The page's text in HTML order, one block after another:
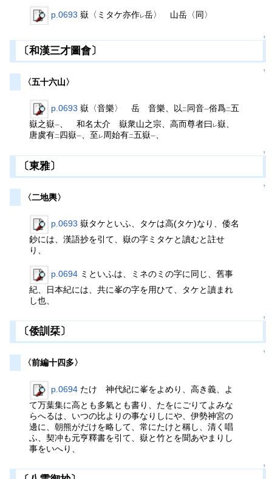
p.0693 嶽〈ミタケ亦作レ岳〉 山岳〈同〉
↑
〔和漢三才圖會〕
↑
〈五十六山〉
p.0693 嶽〈音樂〉 岳 音樂、以 二同音一俗爲二五
嶽之嶽一、 和名太介 嶽衆山之宗、高而尊者曰 レ嶽、
唐虞有二四嶽一、至 レ 周始有二五嶽一、
↑
〔東雅〕
↑
〈二地輿〉
p.0693 嶽タケといふ、タケは高(タケ)なり、倭名
鈔には、漢語抄を引て、嶽の字ミタケと讀むと註せ
り、
p.0694 ミといふは、ミネのミの字に同じ、舊事
紀、日本紀には、共に峯の字を用ひて、タケと讀まれ
し也、
↑
〔倭訓栞〕
↑
〈前編十四多〉
p.0694 たけ 神代紀に峯をよめり、高き義、よ
て万葉集に高とも多氣とも書り、たをにごりてよみな
らへるは、いつの比よりの事なりしにや、伊勢神宮の
邊に、朝熊がだけを略して、常にたけと稱し、清く唱
ふ、契冲も元亨釋書を引て、嶽と竹とを聞あやまりし
事をいへり、
↑